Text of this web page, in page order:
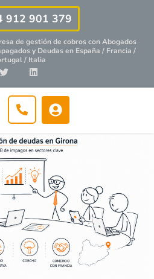
912 901 379
de gestión de cobros conAbogados
y Deudas en España / Francia /
/ Italia